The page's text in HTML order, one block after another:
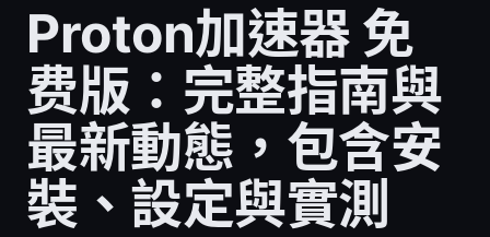
Proton加速器 免
费版：完整指南與
最新動態，包含安
裝、設定與實測